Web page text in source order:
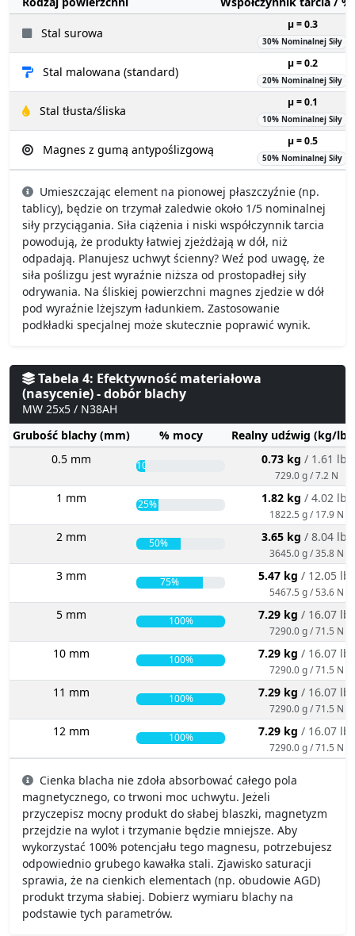
Stal surowa
µ = 0.3
30% Nominalnej Siły
Stal malowana (standard)
µ = 0.2
20% Nominalnej Siły
Stal tłusta/śliska
µ = 0.1
10% Nominalnej Siły
Magnes z gumą antypoślizgową
µ = 0.5
50% Nominalnej Siły
Umieszczając element na pionowej płaszczyźnie (np.
tablicy), będzie on trzymał zaledwie około 1/5 nominalnej
siły przyciągania. Siła ciążenia i niski współczynnik tarcia
powodują, że produkty łatwiej zjeżdżają w dół, niż
odpadają. Planujesz uchwyt ścienny? Weź pod uwagę, że
siła poślizgu jest wyraźnie niższa od prostopadłej siły
odrywania. Na śliskiej powierzchni magnes zjedzie w dół
pod wyraźnie lżejszym ładunkiem. Zastosowanie
podkładki specjalnej może skutecznie poprawić wynik.
Tabela 4: Efektywność materiałowa
(nasycenie) - dobór blachy
MW 25x5 / N38AH
Grubość blachy (mm)
% mocy
Realny udźwig (kg/
0.5 mm
10% 0.73 kg / 1.61 lbs
729.0 g / 7.2 N
1 mm 25% 1.82 kg / 4.02 lbs
1822.5 g / 17.9 N
2 mm 50% 3.65 kg / 8.04 lbs
3645.0 g / 35.8 N
3 mm 75% 5.47 kg / 12.05 lbs
5467.5 g / 53.6 N
5 mm 100% 7.29 kg / 16.07 lbs
7290.0 g / 71.5 N
10 mm 100% 7.29 kg / 16.07 lbs
7290.0 g / 71.5 N
11 mm 100% 7.29 kg / 16.07 lbs
7290.0 g / 71.5 N
12 mm 100% 7.29 kg / 16.07 lbs
7290.0 g / 71.5 N
Cienka blacha nie zdoła absorbować całego pola
magnetycznego, co trwoni moc uchwytu. Jeżeli
przyczepisz mocny produkt do słabej blaszki, magnetyzm
przejdzie na wylot i trzymanie będzie mniejsze. Aby
wykorzystać 100% potencjału tego magnesu, potrzebujesz
odpowiednio grubego kawałka stali. Zjawisko saturacji
sprawia, że na cienkich elementach (np. obudowie AGD)
produkt trzyma słabiej. Dobierz wymiaru blachy na
podstawie tych parametrów.